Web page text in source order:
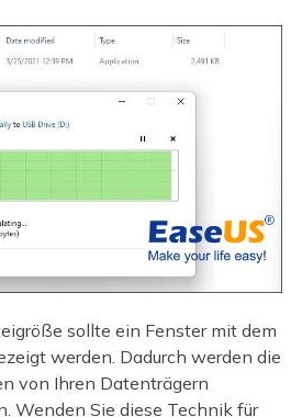
sollte ein Fenster mit dem
werden. Dadurch werden die
von Ihren Datenträgern
Wenden Sie diese Technik für